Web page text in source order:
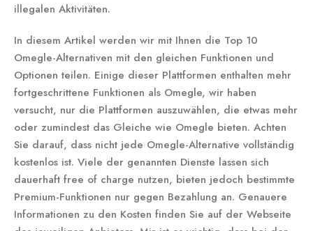
illegalen Aktivitäten.
In diesem Artikel werden wir mit Ihnen die Top 10
Omegle-Alternativen mit den gleichen Funktionen und
Optionen teilen. Einige dieser Plattformen enthalten mehr
fortgeschrittene Funktionen als Omegle, wir haben
versucht, nur die Plattformen auszuwählen, die etwas mehr
oder zumindest das Gleiche wie Omegle bieten. Achten
Sie darauf, dass nicht jede Omegle-Alternative vollständig
kostenlos ist. Viele der genannten Dienste lassen sich
dauerhaft free of charge nutzen, bieten jedoch bestimmte
Premium-Funktionen nur gegen Bezahlung an. Genauere
Informationen zu den Kosten finden Sie auf der Webseite